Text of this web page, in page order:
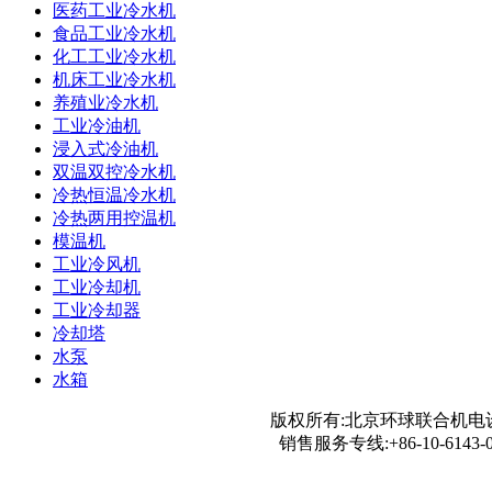
医药工业冷水机
食品工业冷水机
化工工业冷水机
机床工业冷水机
养殖业冷水机
工业冷油机
浸入式冷油机
双温双控冷水机
冷热恒温冷水机
冷热两用控温机
模温机
工业冷风机
工业冷却机
工业冷却器
冷却塔
水泵
水箱
版权所有:北京环球联合
销售服务专线:+86-10-